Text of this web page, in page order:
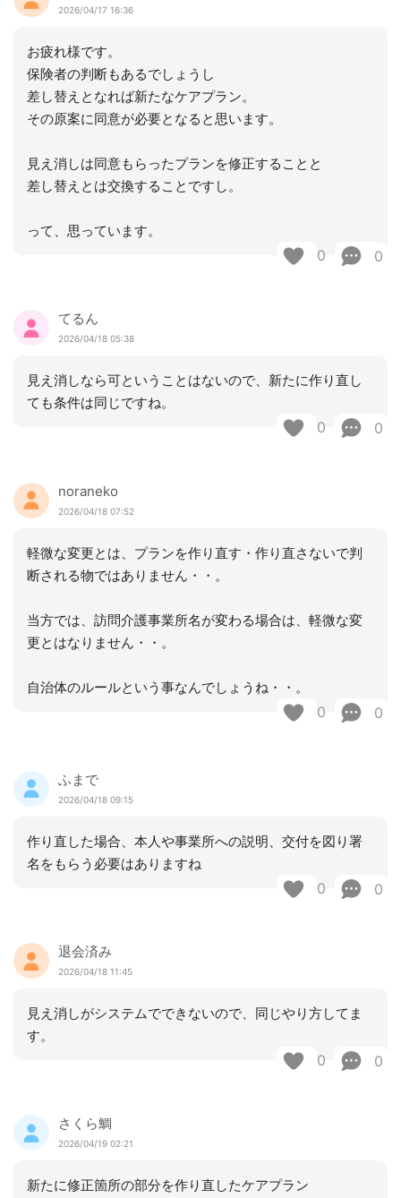
2026/04/17 16:36
お疲れ様です。
保険者の判断もあるでしょうし
差し替えとなれば新たなケアプラン。
その原案に同意が必要となると思います。
見え消しは同意もらったプランを修正することと
差し替えとは交換することですし。
って、思っています。
0 0
てるん
2026/04/18 05:38
見え消しなら可ということはないので、新たに作り直し
ても条件は同じですね。
0 0
noraneko
2026/04/18 07:52
軽微な変更とは、プランを作り直す・作り直さないで判
断される物ではありません・・。
当方では、訪問介護事業所名が変わる場合は、軽微な変
更とはなりません・・。
自治体のルールという事なんでしょうね・・。
0 0
ふまで
2026/04/18 09:15
作り直した場合、本人や事業所への説明、交付を図り署
名をもらう必要はありますね
0 0
退会済み
2026/04/18 11:45
見え消しがシステムでできないので、同じやり方してま
す。
0 0
さくら鯛
2026/04/19 02:21
新たに修正箇所の部分を作り直したケアプラン